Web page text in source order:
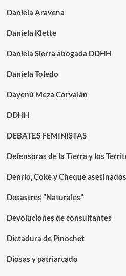
Daniela Aravena
Daniela Klette
Daniela Sierra abogada DDHH
Daniela Toledo
Dayenú Meza Corvalán
DDHH
DEBATES FEMINISTAS
Defensoras de la Tierra y los
Denrio, Coke y Cheque
Desastres "Naturales"
Devoluciones de consultantes
Dictadura de Pinochet
Diosas y patriarcado